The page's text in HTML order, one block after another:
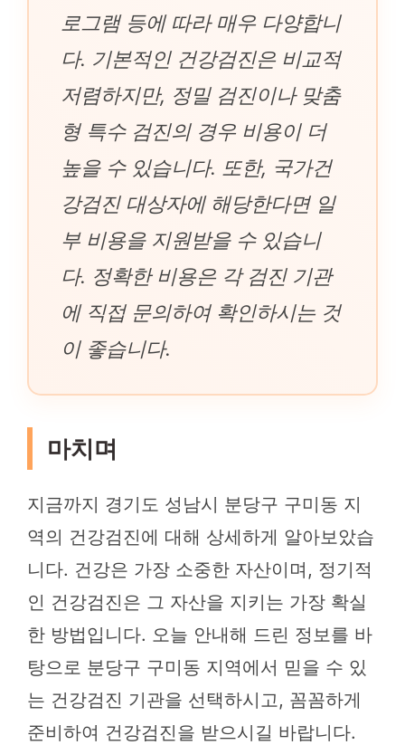
로그램 등에 따라 매우 다양합니
다. 기본적인 건강검진은 비교적
저렴하지만, 정밀 검진이나 맞춤
형 특수 검진의 경우 비용이 더
높을 수 있습니다. 또한, 국가건
강검진 대상자에 해당한다면 일
부 비용을 지원받을 수 있습니
다. 정확한 비용은 각 검진 기관
에 직접 문의하여 확인하시는 것
이 좋습니다.
마치며
지금까지 경기도 성남시 분당구 구미동 지
역의 건강검진에 대해 상세하게 알아보았습
니다. 건강은 가장 소중한 자산이며, 정기적
인 건강검진은 그 자산을 지키는 가장 확실
한 방법입니다. 오늘 안내해 드린 정보를 바
탕으로 분당구 구미동 지역에서 믿을 수 있
는 건강검진 기관을 선택하시고, 꼼꼼하게
준비하여 건강검진을 받으시길 바랍니다.